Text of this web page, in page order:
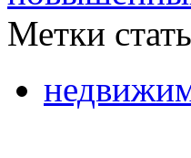
Метки